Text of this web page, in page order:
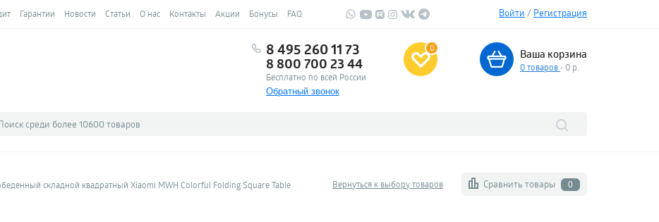
Гарантии Новости Статьи О нас Контакты Акции Бонусы FAQ Войти / Регистрация
8 495 260 11 73
8 800 700 23 44
Бесплатно по всей России
Обратный звонок
0 Ваша корзина
0товаров - 0 р.
Вернуться к выбору товаров Сравнить товары 0
складной квадратный Xiaomi MWH Colorful Folding Square Table